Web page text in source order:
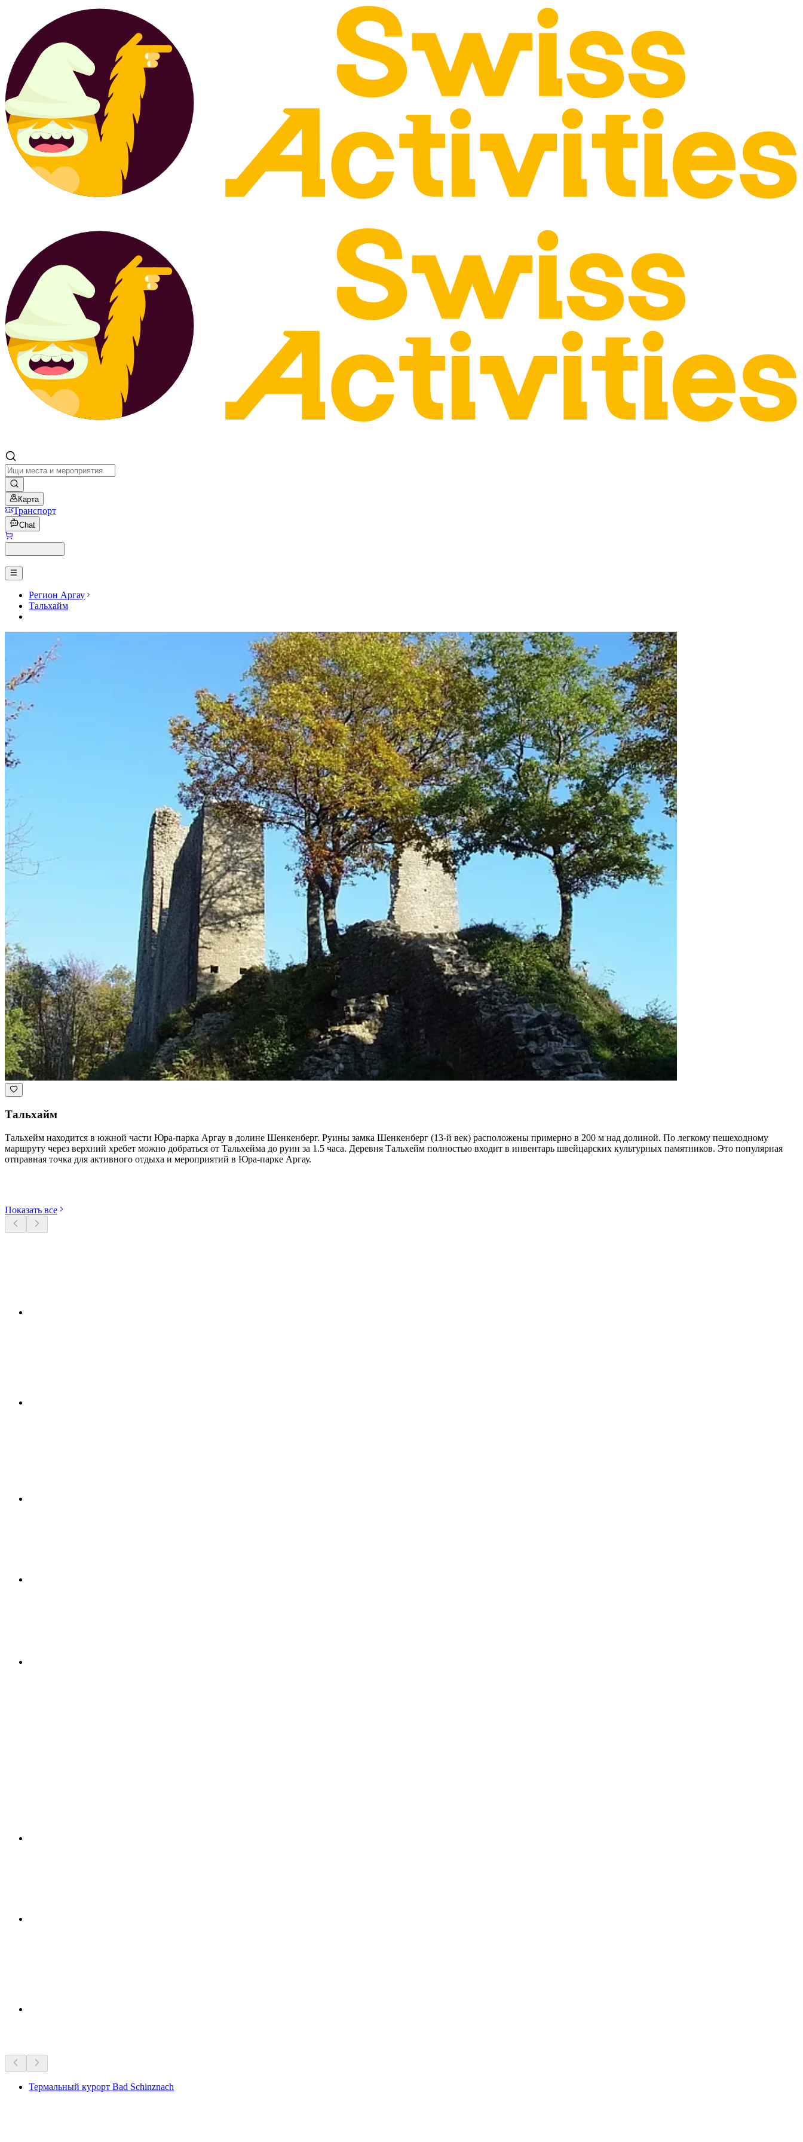
Карта
Транспорт
Chat
Регион Аргау
Тальхайм
Тальхайм
Тальхейм находится в южной части Юра-парка Аргау в долине Шенкенберг. Руины замка Шенкенберг (13-й век) расположены примерно в 200 м над долиной. По легкому пешеходному
маршруту через верхний хребет можно добраться от Тальхейма до руин за 1.5 часа. Деревня Тальхейм полностью входит в инвентарь швейцарских культурных памятников. Это популярная
отправная точка для активного отдыха и мероприятий в Юра-парке Аргау.
Показать все
Термальный курорт Bad Schinznach